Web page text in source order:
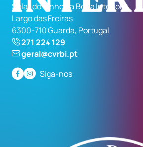
Solar do Vinho da Beira Interior
Largo das Freiras
6300-710 Guarda, Portugal
271 224 129
geral@cvrbi.pt
Siga-nos